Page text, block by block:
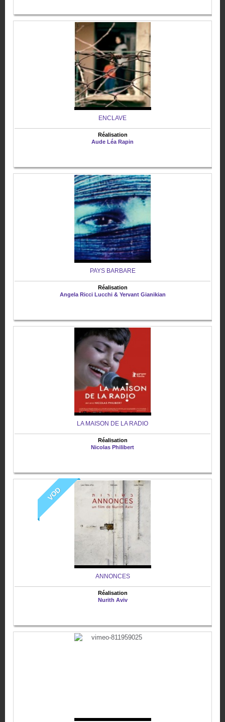
ENCLAVE
Réalisation
Aude Léa Rapin
PAYS BARBARE
Réalisation
Angela Ricci Lucchi & Yervant Gianikian
LA MAISON DE LA RADIO
Réalisation
Nicolas Philibert
VOD
ANNONCES
Réalisation
Nurith Aviv